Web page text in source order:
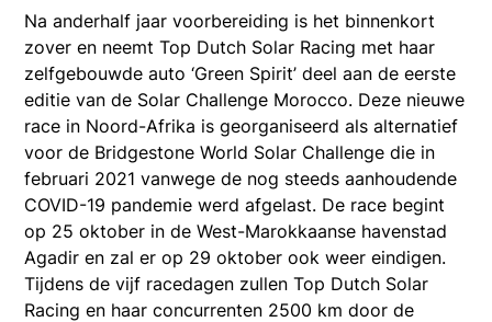
Na anderhalf jaar voorbereiding is het binnenkort
zover en neemt Top Dutch Solar Racing met haar
zelfgebouwde auto ‘Green Spirit’ deel aan de eerste
editie van de Solar Challenge Morocco. Deze nieuwe
race in Noord-Afrika is georganiseerd als alternatief
voor de Bridgestone World Solar Challenge die in
februari 2021 vanwege de nog steeds aanhoudende
COVID-19 pandemie werd afgelast. De race begint
op 25 oktober in de West-Marokkaanse havenstad
Agadir en zal er op 29 oktober ook weer eindigen.
Tijdens de vijf racedagen zullen Top Dutch Solar
Racing en haar concurrenten 2500 km door de